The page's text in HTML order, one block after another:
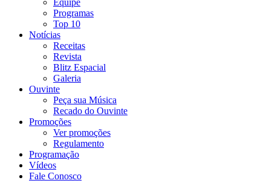
Programas
Top 10
Notícias
Receitas
Revista
Blitz Espacial
Galeria
Ouvinte
Peça sua Música
Recado do Ouvinte
Promoções
Ver promoções
Regulamento
Programação
Vídeos
Fale Conosco